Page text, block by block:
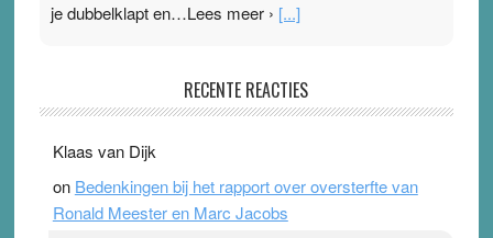
je dubbelklapt en…Lees meer › [...]
Ward van Beek
topsporters. Ze hopen ermee hun hartslag te verlagen
terwijl ze meer zuurstof opnemen. Daarop heeft zo’n
pleister geen effect. Maar het gevoel ‘makkelijker te
RECENTE REACTIES
Klaas van Dijk
on Bedenkingen bij het rapport over oversterfte van
Ronald Meester en Marc Jacobs